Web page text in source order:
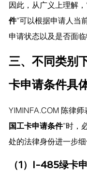
因此，从广义上理解，
件”可以根据申请人当
申请状态以及是否面临
三、不同类别
卡申请条件具
YIMINFA.COM 陈律师
国工卡申请条件”时，
处的法律身份进一步细
（1）I-485绿卡